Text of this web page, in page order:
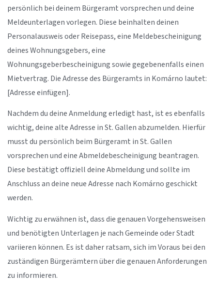
persönlich bei deinem Bürgeramt vorsprechen und deine
Meldeunterlagen vorlegen. Diese beinhalten deinen
Personalausweis oder Reisepass, eine Meldebescheinigung
deines Wohnungsgebers, eine
Wohnungsgeberbescheinigung sowie gegebenenfalls einen
Mietvertrag. Die Adresse des Bürgeramts in Komárno lautet:
[Adresse einfügen].
Nachdem du deine Anmeldung erledigt hast, ist es ebenfalls
wichtig, deine alte Adresse in St. Gallen abzumelden. Hierfür
musst du persönlich beim Bürgeramt in St. Gallen
vorsprechen und eine Abmeldebescheinigung beantragen.
Diese bestätigt offiziell deine Abmeldung und sollte im
Anschluss an deine neue Adresse nach Komárno geschickt
werden.
Wichtig zu erwähnen ist, dass die genauen Vorgehensweisen
und benötigten Unterlagen je nach Gemeinde oder Stadt
variieren können. Es ist daher ratsam, sich im Voraus bei den
zuständigen Bürgerämtern über die genauen Anforderungen
zu informieren.